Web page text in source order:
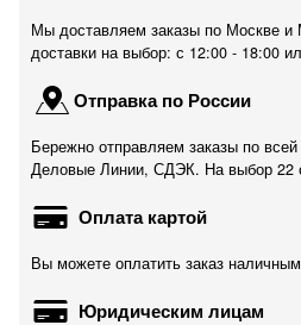
Мы доставляем заказы по Москве и
доставки на выбор: с 12:00 - 18:00
Отправка по России
Бережно отправляем заказы по
Деловые Линии, СДЭК. На выбор 22
Оплата картой
Вы можете оплатить заказ
Юридическим лицам